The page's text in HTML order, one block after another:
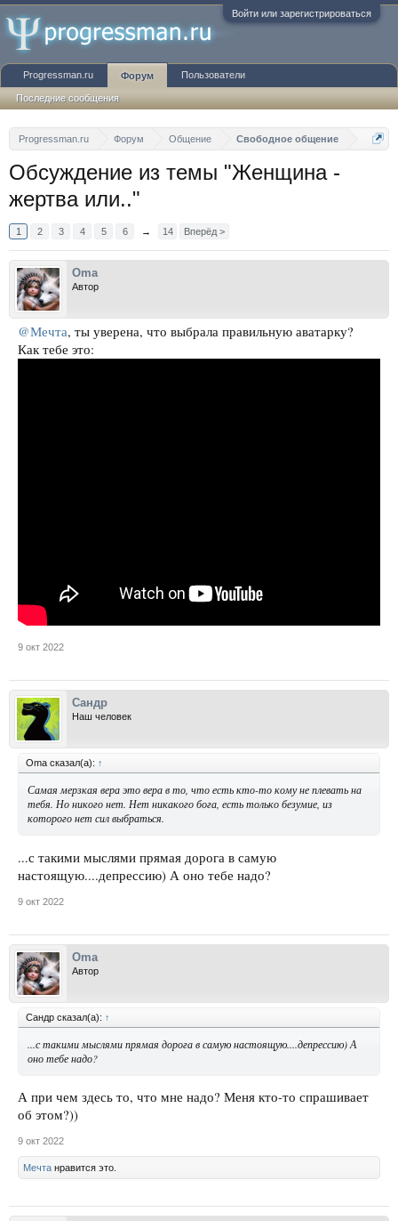
Войти или зарегистрироваться
Progressman.ru Форум Общение Свободное общение
Обсуждение из темы "Женщина -
жертва или.."
1 2 3 4 5 6 → 14 Вперёд >
Oma
Автор
@Мечта, ты уверена, что выбрала правильную аватарку?
Как тебе это:
9 окт 2022
Сандр
Наш человек
Oma сказал(а): ↑
Самая мерзкая вера это вера в то, что есть кто-то кому не плевать на
тебя. Но никого нет. Нет никакого бога, есть только безумие, из
которого нет сил выбраться.
...с такими мыслями прямая дорога в самую
настоящую....депрессию) А оно тебе надо?
9 окт 2022
Oma
Автор
Сандр сказал(а): ↑
...с такими мыслями прямая дорога в самую настоящую....депрессию) А
оно тебе надо?
А при чем здесь то, что мне надо? Меня кто-то спрашивает
об этом?))
9 окт 2022
Мечта нравится это.
Progressman.ru Форум
Последние сообщения
Пользователи